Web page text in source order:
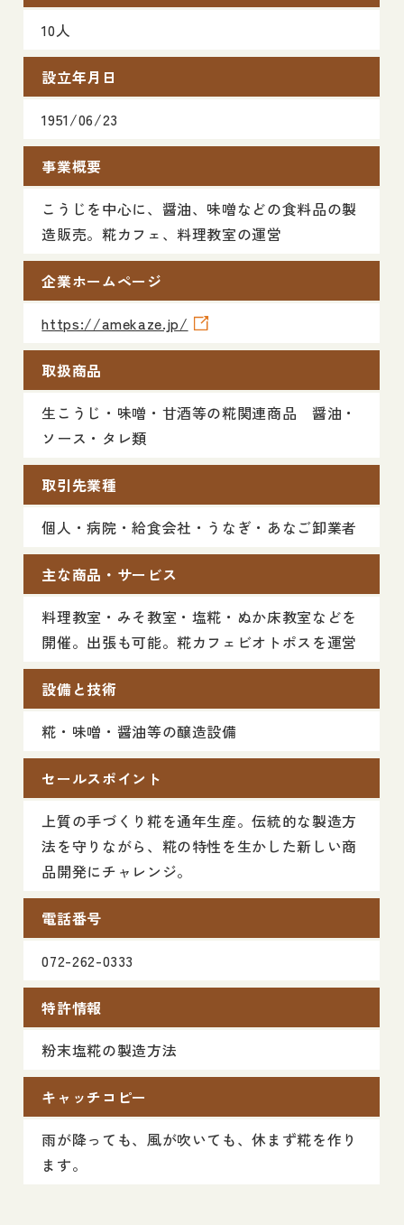
10人
設立年月日
1951/06/23
事業概要
こうじを中心に、醤油、味噌などの食料品の製
造販売。糀カフェ、料理教室の運営
企業ホームページ
https://amekaze.jp/
取扱商品
生こうじ・味噌・甘酒等の糀関連商品 醤油・
ソース・タレ類
取引先業種
個人・病院・給食会社・うなぎ・あなご卸業者
主な商品・サービス
料理教室・みそ教室・塩糀・ぬか床教室などを
開催。出張も可能。糀カフェビオトポスを運営
設備と技術
糀・味噌・醤油等の醸造設備
セールスポイント
上質の手づくり糀を通年生産。伝統的な製造方
法を守りながら、糀の特性を生かした新しい商
品開発にチャレンジ。
電話番号
072-262-0333
特許情報
粉末塩糀の製造方法
キャッチコピー
雨が降っても、風が吹いても、休まず糀を作り
ます。